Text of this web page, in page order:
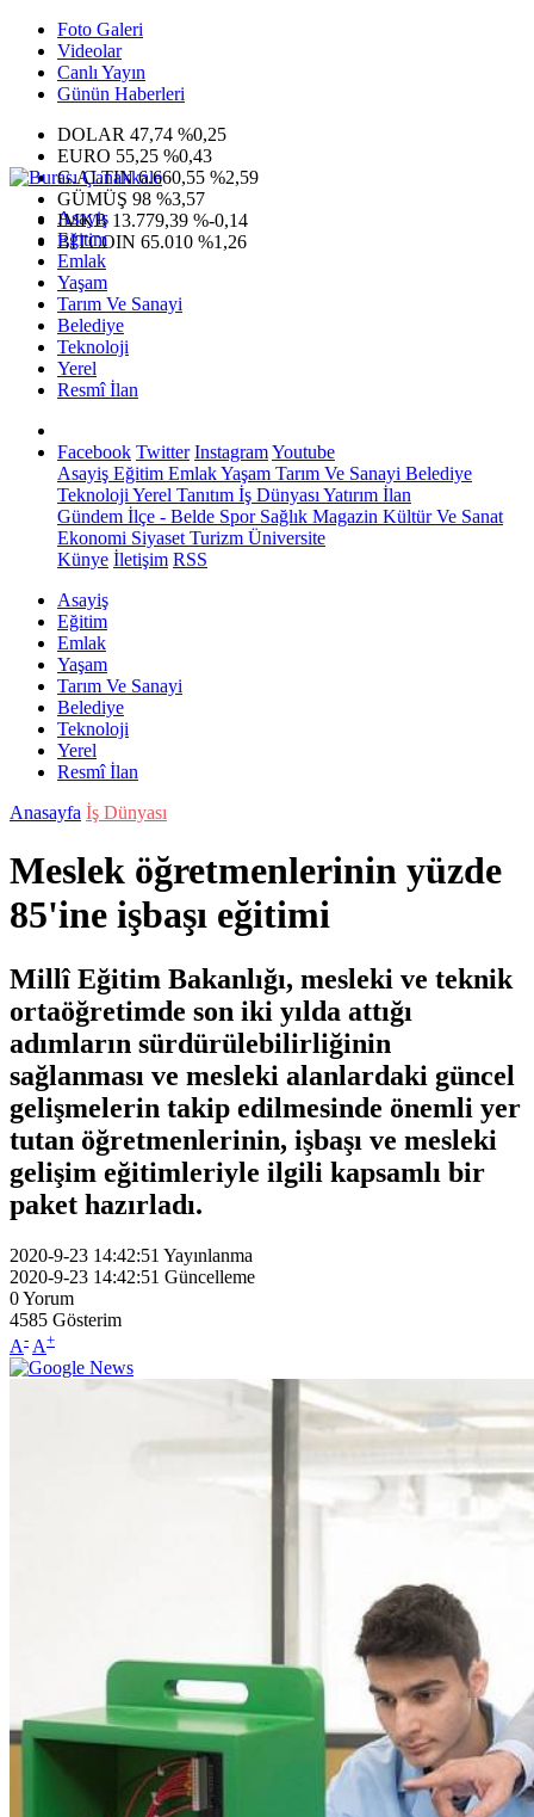
Foto Galeri
Videolar
Canlı Yayın
Günün Haberleri
DOLAR 47,74 %0,25
EURO 55,25 %0,43
G.ALTIN6.660,55 %2,59
GÜMÜŞ 98 %3,57
IMKB 13.779,39 %-0,14
BITCOIN 65.010 %1,26
Asayiş
Eğitim
Emlak
Yaşam
Tarım Ve Sanayi
Belediye
Teknoloji
Yerel
Resmî İlan
Facebook Twitter InstagramYoutube
Asayiş Eğitim EmlakYaşam Tarım Ve Sanayi Belediye
Teknoloji Yerel Tanıtım İş Dünyası Yatırım İlan
Gündem İlçe - Belde SporSağlık Magazin Kültür Ve Sanat
Ekonomi Siyaset Turizm Üniversite
Künye İletişim RSS
Asayiş
Eğitim
Emlak
Yaşam
Tarım Ve Sanayi
Belediye
Teknoloji
Yerel
Resmî İlan
Anasayfa İş Dünyası
Meslek öğretmenlerinin yüzde
85'ine işbaşı eğitimi
Millî Eğitim Bakanlığı, mesleki ve teknik
ortaöğretimde son iki yılda attığı
adımların sürdürülebilirliğinin
sağlanması ve mesleki alanlardaki güncel
gelişmelerin takip edilmesinde önemli yer
tutan öğretmenlerinin, işbaşı ve mesleki
gelişim eğitimleriyle ilgili kapsamlı bir
paket hazırladı.
2020-9-23 14:42:51 Yayınlanma
2020-9-23 14:42:51 Güncelleme
0Yorum
4585 Gösterim
A- A+